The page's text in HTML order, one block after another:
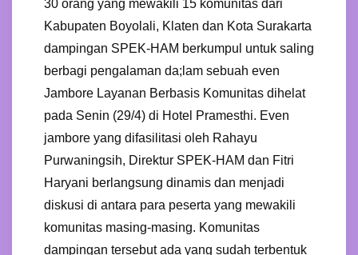
30 orang yang mewakili 15 komunitas dari
Kabupaten Boyolali, Klaten dan Kota Surakarta
dampingan SPEK-HAM berkumpul untuk saling
berbagi pengalaman da;lam sebuah even
Jambore Layanan Berbasis Komunitas dihelat
pada Senin (29/4) di Hotel Pramesthi. Even
jambore yang difasilitasi oleh Rahayu
Purwaningsih, Direktur SPEK-HAM dan Fitri
Haryani berlangsung dinamis dan menjadi
diskusi di antara para peserta yang mewakili
komunitas masing-masing. Komunitas
dampingan tersebut ada yang sudah terbentuk